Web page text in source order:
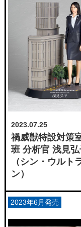
2023.07.25
禍威獣特設対策
班 分析官 浅見
（シン・ウルト
ン）
2023年6月発売